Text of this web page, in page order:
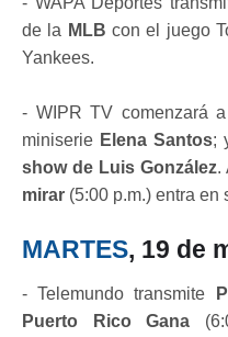
de la MLB con el juego
Yankees.
- WIPR TV comenzará
miniserie Elena Santos;
show de Luis González.
mirar (5:00 p.m.) entra en
MARTES, 19 de
- Telemundo transmite
Puerto Rico Gana